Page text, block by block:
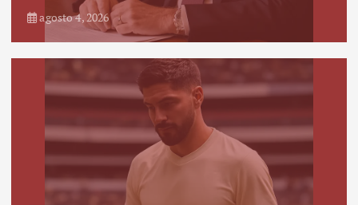
agosto 4, 2026